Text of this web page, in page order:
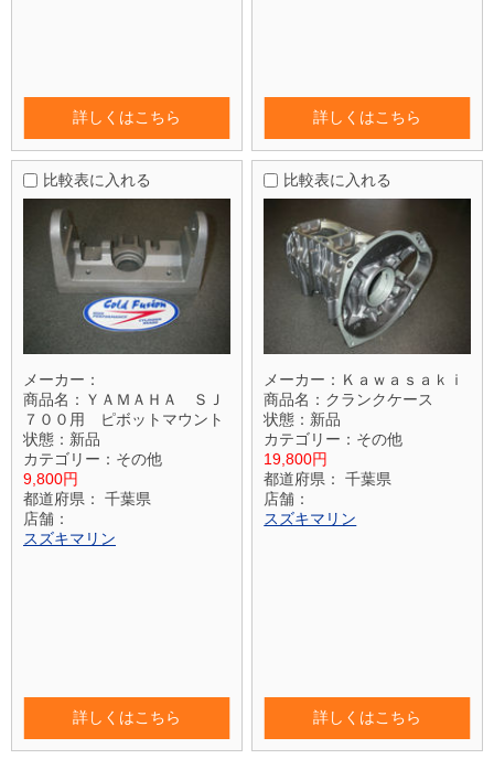
詳しくはこちら 詳しくはこちら
比較表に入れる
メーカー：
商品名： ＹＡＭＡＨＡ ＳＪ
７００用 ピボットマウント
状態： 新品
カテゴリー： その他
9,800円
都道府県：
千葉県
店舗：
スズキマリン
詳しくはこちら
比較表に入れる
メーカー： Ｋａｗａｓａｋｉ
商品名： クランクケース
状態： 新品
カテゴリー： その他
19,800円
都道府県：
千葉県
店舗：
スズキマリン
詳しくはこちら